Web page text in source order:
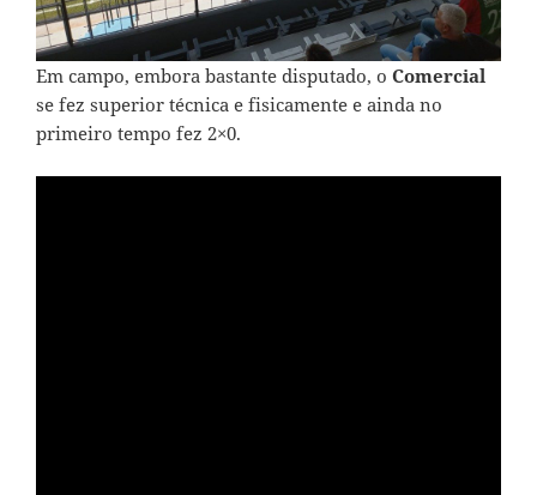
Em campo, embora bastante disputado, o Comercial
se fez superior técnica e fisicamente e ainda no
primeiro tempo fez 2×0.